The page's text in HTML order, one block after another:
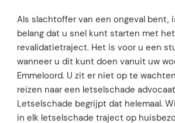
Als slachtoffer van een ongeval bent,
belang dat u snel kunt starten met het
revalidatietraject. Het is voor u een
wanneer u dit kunt doen vanuit uw
Emmeloord. U zit er niet op te
reizen naar een letselschade
Letselschade begrijpt dat helemaal.
in elk letselschade traject op